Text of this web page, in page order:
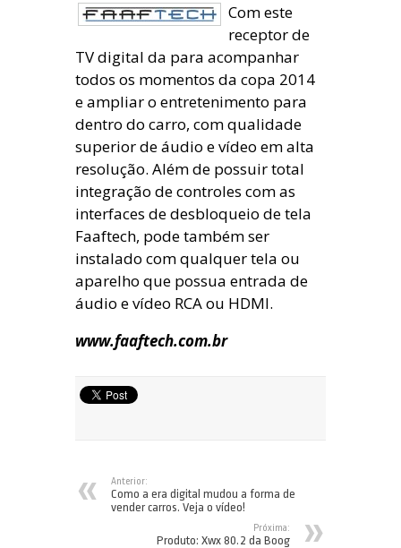
Com este
receptor de
TV digital da para acompanhar
todos os momentos da copa 2014
e ampliar o entretenimento para
dentro do carro, com qualidade
superior de áudio e vídeo em alta
resolução. Além de possuir total
integração de controles com as
interfaces de desbloqueio de tela
Faaftech, pode também ser
instalado com qualquer tela ou
aparelho que possua entrada de
áudio e vídeo RCA ou HDMI.
www.faaftech.com.br
Anterior:
Como a era digital mudou a forma de
vender carros. Veja o vídeo!
Próxima:
Produto: Xwx 80.2 da Boog